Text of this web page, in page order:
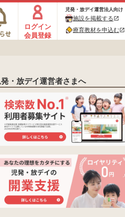
ログイン
会員登録
児発・放デイ運営法人向け
施設を掲載するopen_in_new
療育教材を申込むopen_in_new
・放デイ運営者さまへ